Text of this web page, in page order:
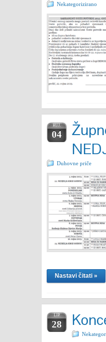
Nekategorizirano
RUJ.
04
Duhovne priče
Nastavi čitati »
LIP.
28